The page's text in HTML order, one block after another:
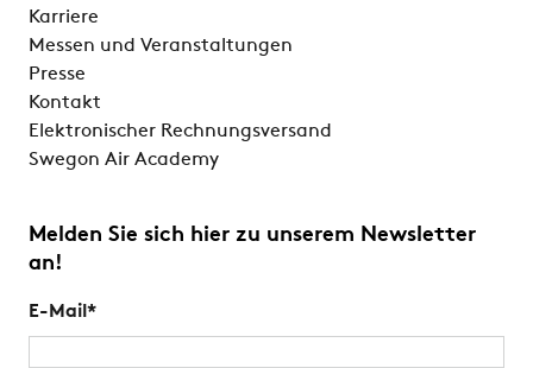
Karriere
Messen und Veranstaltungen
Presse
Kontakt
Elektronischer Rechnungsversand
Swegon Air Academy
Melden Sie sich hier zu unserem Newsletter
an!
E-Mail *